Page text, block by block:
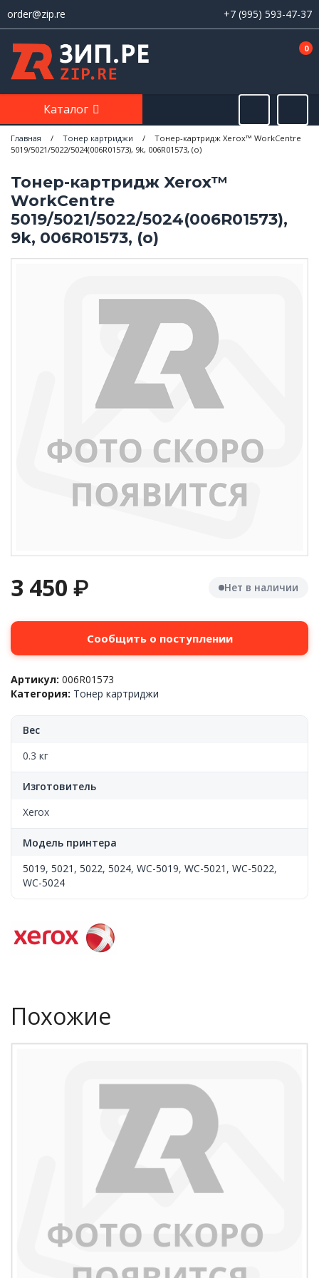
order@zip.re +7 (995) 593-47-37
0
Каталог
Главная / Тонер картриджи /
Тонер-картридж Xerox™ WorkCentre
5019/5021/5022/5024(006R01573), 9k, 006R01573, (o)
Тонер-картридж Xerox™
WorkCentre
5019/5021/5022/5024(006R01573),
9k, 006R01573, (o)
3 450 ₽ Нет в наличии
Сообщить о поступлении
Артикул: 006R01573
Категория: Тонер картриджи
Вес
0.3 кг
Изготовитель
Xerox
Модель принтера
5019, 5021 , 5022, 5024, WC-5019, WC-5021 , WC-5022,
WC-5024
Похожие